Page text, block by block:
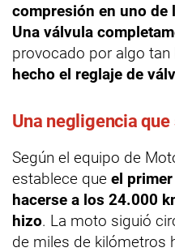
compresión en uno de
Una válvula
provocado por algo
hecho el reglaje de
Una negligencia
Según el equipo de
establece que el
hacerse a los 24.000
hizo. La moto siguió
de miles de kilómetros